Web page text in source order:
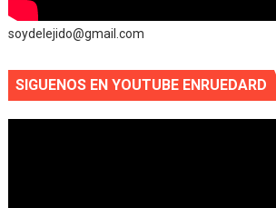
soydelejido@gmail.com
SIGUENOS EN YOUTUBE ENRUEDARD